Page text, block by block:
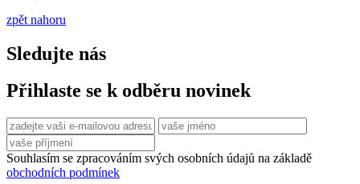
zpět nahoru
Sledujte nás
Přihlaste se k odběru novinek
Souhlasím se zpracováním svých osobních údajů na základě
obchodních podmínek